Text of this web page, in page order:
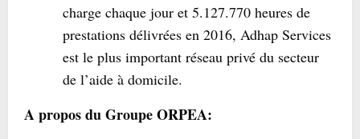
charge chaque jour et 5.127.770 heures de
prestations délivrées en 2016, Adhap Services
est le plus important réseau privé du secteur
de l’aide à domicile.
A propos du Groupe ORPEA: